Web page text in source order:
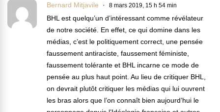
Bernard Mitjavile 8 mars 2019, 15 h 54 min
BHL est quelqu’un d’intéressant comme révélateur
de notre société. En effet, ce qui domine dans les
médias, c’est le politiquement correct, une pensée
faussement antiraciste, faussement féministe,
faussement tolérante et BHL incarne ce mode de
pensée au plus haut point. Au lieu de critiquer BHL,
on devrait plutôt critiquer les médias qui lui ouvrent
les bras alors que l’on connaît bien aujourd’hui le